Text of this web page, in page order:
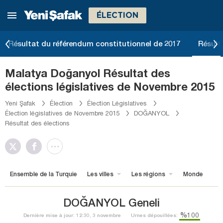
ÉLECTION
Résultat du référendum constitutionnel de 2017
Malatya Doğanyol Résultat des
élections législatives de Novembre 2015
Yeni Şafak Élection
Élection Législatives
Élection législatives de Novembre 2015
DOĞANYOL
Résultat des élections
Ensemble de la Turquie Les villes Les régions Monde
DOĞANYOL Geneli
Dernière mise à jour: 12:30, 3 novembre Urnes dépouillées: %100